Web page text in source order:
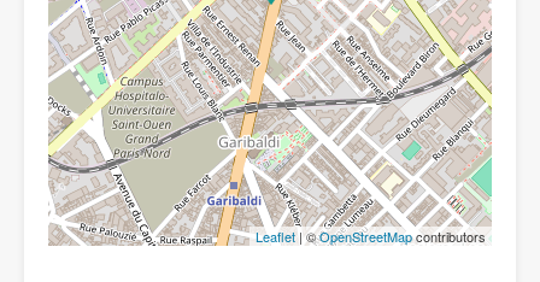
Leaflet | ©OpenStreetMapcontributors